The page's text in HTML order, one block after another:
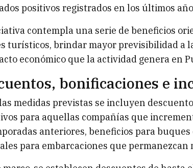
positivos registrados en los últimos
contempla una serie de beneficios
turísticos, brindar mayor previsibilidad a
económico que la actividad genera en
bonificaciones e
medidas previstas se incluyen
para aquellas compañías que
anteriores, beneficios para
para embarcaciones que permanezcan